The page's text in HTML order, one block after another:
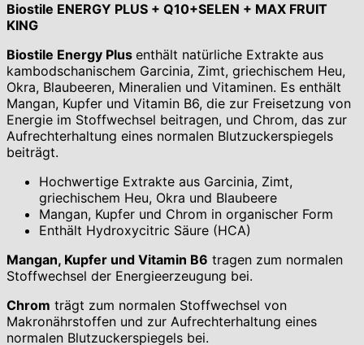
Biostile ENERGY PLUS + Q10+SELEN + MAX FRUIT
KING
Biostile Energy Plus enthält natürliche Extrakte aus
kambodschanischem Garcinia, Zimt, griechischem Heu,
Okra, Blaubeeren, Mineralien und Vitaminen. Es enthält
Mangan, Kupfer und Vitamin B6, die zur Freisetzung von
Energie im Stoffwechsel beitragen, und Chrom, das zur
Aufrechterhaltung eines normalen Blutzuckerspiegels
beiträgt.
Hochwertige Extrakte aus Garcinia, Zimt,
griechischem Heu, Okra und Blaubeere
Mangan, Kupfer und Chrom in organischer Form
Enthält Hydroxycitric Säure (HCA)
Mangan, Kupfer und Vitamin B6 tragen zum normalen
Stoffwechsel der Energieerzeugung bei.
Chrom trägt zum normalen Stoffwechsel von
Makronährstoffen und zur Aufrechterhaltung eines
normalen Blutzuckerspiegels bei.